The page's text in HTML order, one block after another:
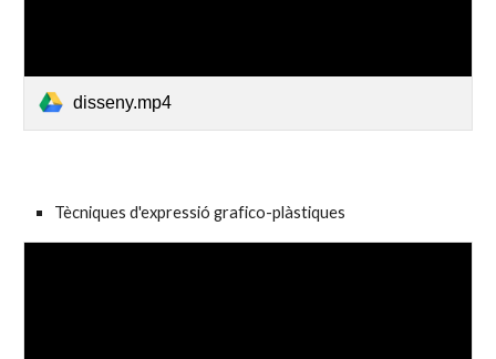
disseny.mp4
Tècniques d'expressió grafico-plàstiques